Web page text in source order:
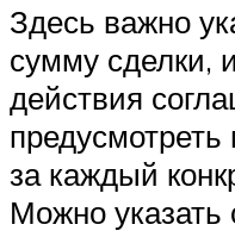
Здесь важно
сумму сделки,
действия
за каждый
Можно указать